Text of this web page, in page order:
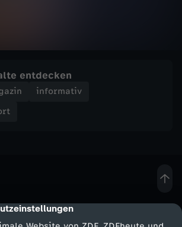
entdecken
informativ